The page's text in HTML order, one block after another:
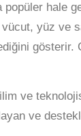
popüler hale
yüz ve
gösterir.
ve
ve